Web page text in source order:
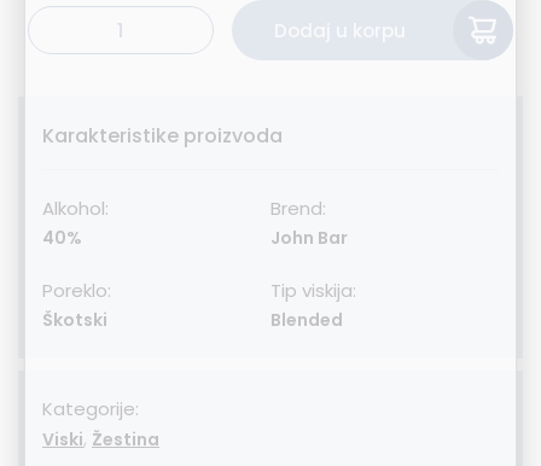
John Bar Finest Red 70cl količina
Alternative:
Karakteristike proizvoda
Alkohol:
40%
Brend:
John Bar
Poreklo:
Škotski
Tip viskija:
Blended
Kategorije:
Viski, Žestina